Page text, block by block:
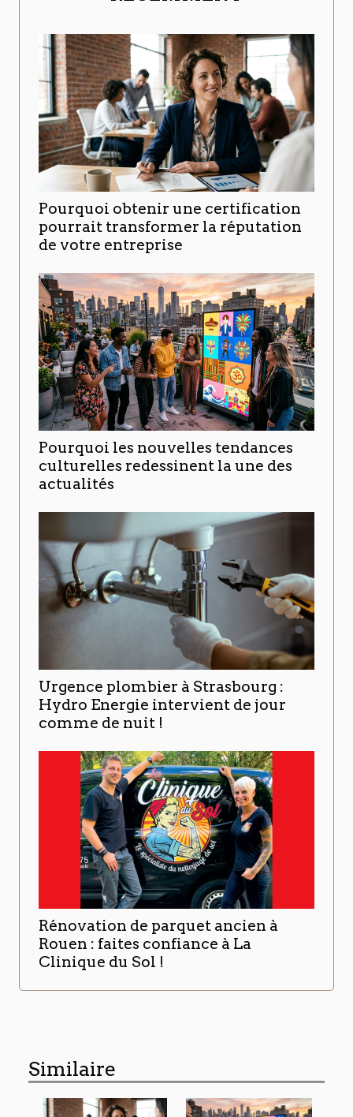
Pourquoi obtenir une certification
pourrait transformer la réputation
de votre entreprise
Pourquoi les nouvelles tendances
culturelles redessinent la une des
actualités
Urgence plombier à Strasbourg :
Hydro Energie intervient de jour
comme de nuit !
Rénovation de parquet ancien à
Rouen : faites confiance à La
Clinique du Sol !
Similaire